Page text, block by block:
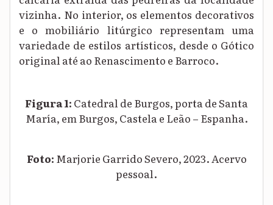
vizinha. No interior, os elementos decorativos
e o mobiliário litúrgico representam uma
variedade de estilos artísticos, desde o Gótico
original até ao Renascimento e Barroco.
Figura 1: Catedral de Burgos, porta de Santa
María, em Burgos, Castela e Leão – Espanha.
Foto: Marjorie Garrido Severo, 2023. Acervo
pessoal.